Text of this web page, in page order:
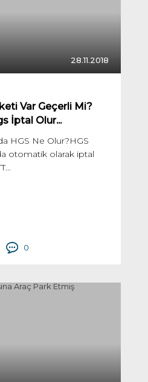
28.11.2018
Var Geçerli Mi?
İptal Olur...
HGS Ne Olur?HGS
otomatik olarak iptal
0